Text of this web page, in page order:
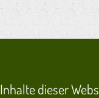
Inhalte dieser